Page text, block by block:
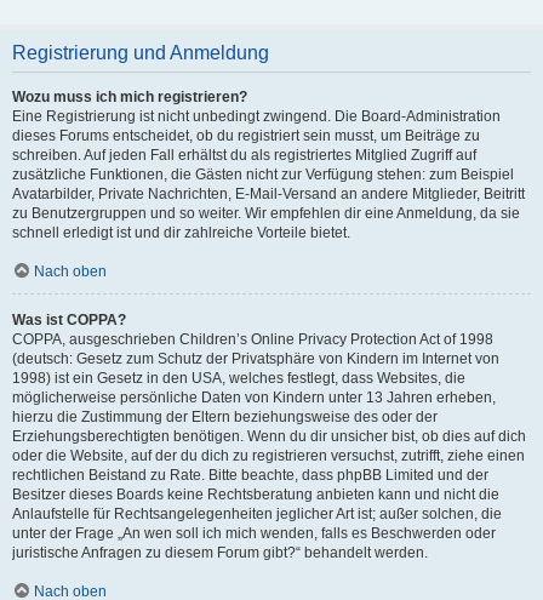
Registrierung und Anmeldung
Wozu muss ich mich registrieren?
Eine Registrierung ist nicht unbedingt zwingend. Die Board-Administration
dieses Forums entscheidet, ob du registriert sein musst, um Beiträge zu
schreiben. Auf jeden Fall erhältst du als registriertes Mitglied Zugriff auf
zusätzliche Funktionen, die Gästen nicht zur Verfügung stehen: zum Beispiel
Avatarbilder, Private Nachrichten, E-Mail-Versand an andere Mitglieder, Beitritt
zu Benutzergruppen und so weiter. Wir empfehlen dir eine Anmeldung, da sie
schnell erledigt ist und dir zahlreiche Vorteile bietet.
Nach oben
Was ist COPPA?
COPPA, ausgeschrieben Children’s Online Privacy Protection Act of 1998
(deutsch: Gesetz zum Schutz der Privatsphäre von Kindern im Internet von
1998) ist ein Gesetz in den USA, welches festlegt, dass Websites, die
möglicherweise persönliche Daten von Kindern unter 13 Jahren erheben,
hierzu die Zustimmung der Eltern beziehungsweise des oder der
Erziehungsberechtigten benötigen. Wenn du dir unsicher bist, ob dies auf dich
oder die Website, auf der du dich zu registrieren versuchst, zutrifft, ziehe einen
rechtlichen Beistand zu Rate. Bitte beachte, dass phpBB Limited und der
Besitzer dieses Boards keine Rechtsberatung anbieten kann und nicht die
Anlaufstelle für Rechtsangelegenheiten jeglicher Art ist; außer solchen, die
unter der Frage „An wen soll ich mich wenden, falls es Beschwerden oder
juristische Anfragen zu diesem Forum gibt?“ behandelt werden.
Nach oben